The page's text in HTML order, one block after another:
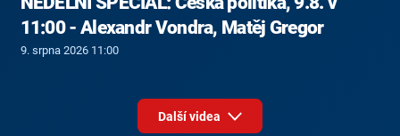
11:00 - Alexandr Vondra, Matěj Gregor
9. srpna 2026 11:00
Další videa